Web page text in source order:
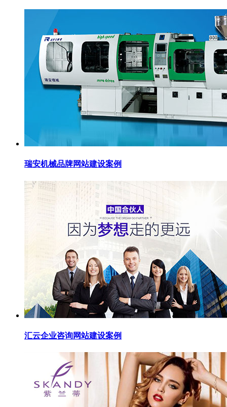
瑞安机械品牌网站建设案例
汇云企业咨询网站建设案例